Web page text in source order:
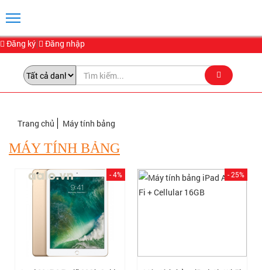
Đăng ký Đăng nhập
Trang chủ Máy tính bảng
MÁY TÍNH BẢNG
- 4% - 25%